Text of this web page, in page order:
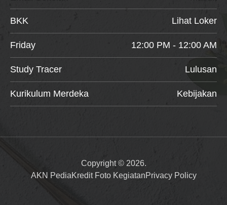
BKK Lihat Loker
Friday 12:00 PM - 12:00 AM
Study Tracer Lulusan
Kurikulum Merdeka Kebijakan
Copyright © 2026.
AKN PediaKredit Foto KegiatanPrivacy Policy